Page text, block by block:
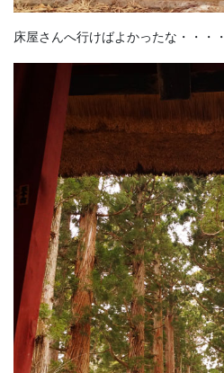
床屋さんへ行けばよかったな・・・